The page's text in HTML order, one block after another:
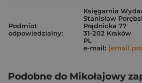
Podmiot
odpowiedzialny:
Księgarnia
Stanisław
Prądnicka 77
31-202 Kraków
PL
e-mail: [email
Podobne do Mikołajowy